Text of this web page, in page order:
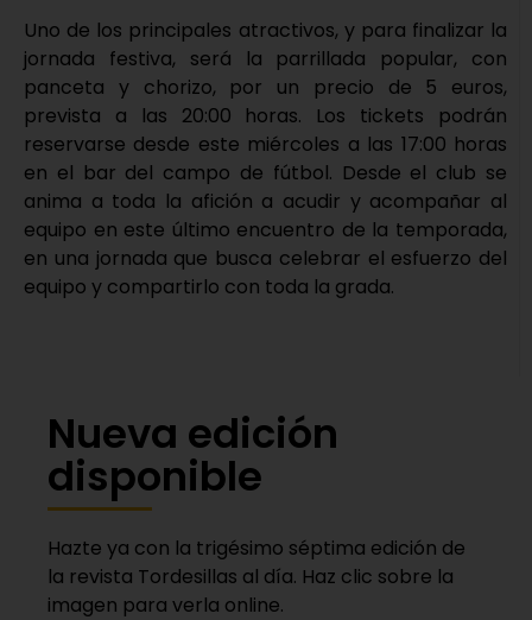
Uno de los principales atractivos, y para finalizar la
jornada festiva, será la parrillada popular, con
panceta y chorizo, por un precio de 5 euros,
prevista a las 20:00 horas. Los tickets podrán
reservarse desde este miércoles a las 17:00 horas
en el bar del campo de fútbol. Desde el club se
anima a toda la afición a acudir y acompañar al
equipo en este último encuentro de la temporada,
en una jornada que busca celebrar el esfuerzo del
equipo y compartirlo con toda la grada.
Nueva edición
disponible
Hazte ya con la trigésimo séptima edición de
la revista Tordesillas al día. Haz clic sobre la
imagen para verla online.